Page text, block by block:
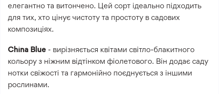
елегантно та витончено. Цей сорт ідеально підходить
для тих, хто цінує чистоту та простоту в садових
композиціях.
China Blue - вирізняється квітами світло-блакитного
кольору з ніжним відтінком фіолетового. Він додає саду
нотки свіжості та гармонійно поєднується з іншими
рослинами.